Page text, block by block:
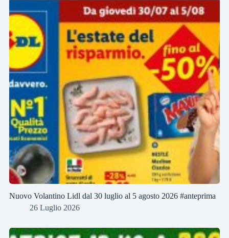
Nuovo Volantino Lidl dal 30 luglio al 5 agosto 2026 #anteprima
26 Luglio 2026